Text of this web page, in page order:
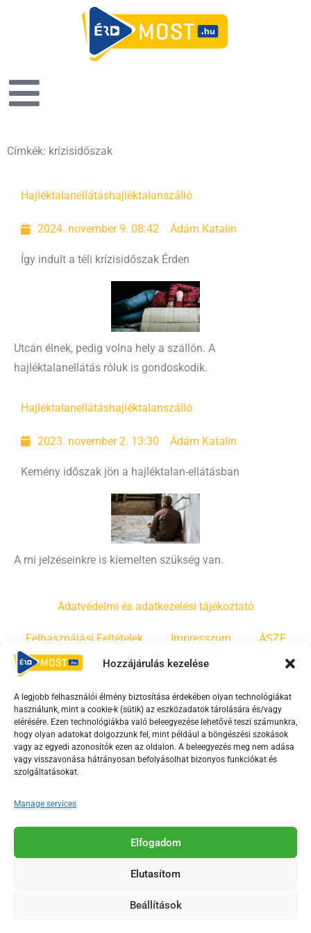
Hozzájárulás kezelése
A legjobb felhasználói élmény biztosítása érdekében olyan technológiákat
használunk, mint a cookie-k (sütik) az eszközadatok tárolására és/vagy
elérésére. Ezen technológiákba való beleegyezése lehetővé teszi számunkra,
hogy olyan adatokat dolgozzunk fel, mint például a böngészési szokások
vagy az egyedi azonosítók ezen az oldalon. A beleegyezés meg nem adása
vagy visszavonása hátrányosan befolyásolhat bizonyos funkciókat és
szolgáltatásokat.
Manage services
Elfogadom
Elutasítom
Beállítások
Címkék: krízisidőszak
Hajléktalanellátáshajléktalanszálló
2024. november 9. 08:42 Ádám Katalin
Így indult a téli krízisidőszak Érden
Utcán élnek, pedig volna hely a szállón. A
hajléktalanellátás róluk is gondoskodik.
Hajléktalanellátáshajléktalanszálló
2023. november 2. 13:30 Ádám Katalin
Kemény időszak jön a hajléktalan-ellátásban
A mi jelzéseinkre is kiemelten szükség van.
Adatvédelmi és adatkezelési tájékoztató
Felhasználási Feltételek Impresszum ÁSZF
Irányelvek Moderálási szabályzat
F
a
c
e
o
o
-
Y
o
u
t
b
e
s
T
i
k
Az Érd Média médiaszolgáltatási tevékenységét a
Médiatanács a Magyar Média Mecenatúra program
2018-2026. © Minden jog fenntartva, Érd Megyei Jogú Város